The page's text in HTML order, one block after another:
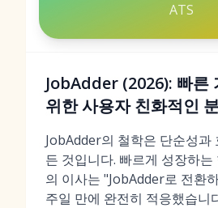
ATS
JobAdder (2026): 빠른
위한 사용자 친화적인
JobAdder의 철학은 단순성과
든 것입니다. 빠르게 성장하는
의 이사는 "JobAdder로 전환
주일 만에 완전히 적응했습니